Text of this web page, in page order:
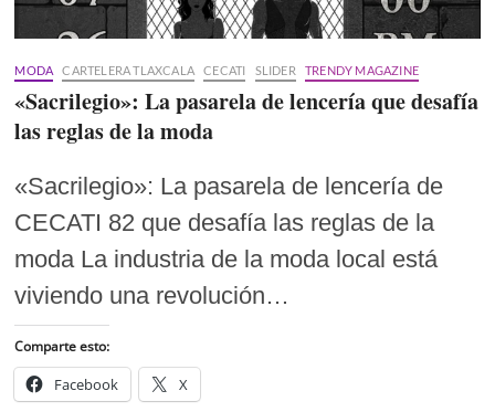
MODA CARTELERA TLAXCALA CECATI SLIDER TRENDY MAGAZINE
«Sacrilegio»: La pasarela de lencería que desafía
las reglas de la moda
«Sacrilegio»: La pasarela de lencería de
CECATI 82 que desafía las reglas de la
moda La industria de la moda local está
viviendo una revolución…
Comparte esto:
Facebook X